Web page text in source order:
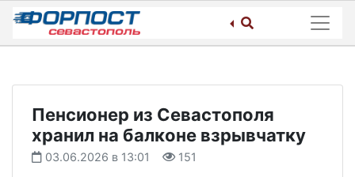
Skip
content
Пенсионер из Севастополя
хранил на балконе взрывчатку
03.06.2026 в 13:01 151